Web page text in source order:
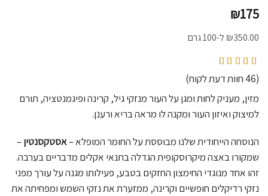
₪175
₪350.00 ל-100 גרם
מדורגים
(
46חוות דעת לקוח)
מזין, מעניק לחות ומגן על העור מנזקי גיל, קרינה ופיגמנטציה, תורם
למיצוק ואיזון העור ומקנה לו מראה בריא ורענן.
הנוסחה הייחודית שלנו מבוססת עלהחומר המופלא –אסטקסנטין–
שמקורו באצה מיקרוסקופית הגדלה בתנאי אקלים מדבריים בערבה.
זהו אחד מנוגדי החימצון החזקים בטבע, פעילותו מגנה על עורך מפני
נזקי רדיקלים חופשיים וקרינה, ממזערת את נזקי השמש ומפחיתה את